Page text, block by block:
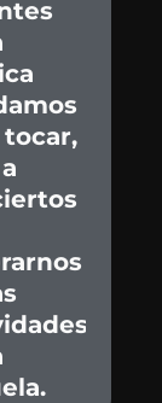
tocar,
a